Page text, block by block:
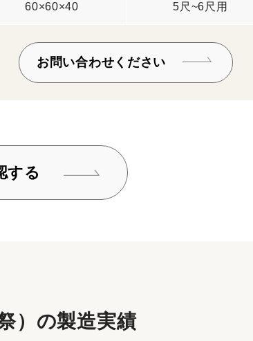
60×60×40 5尺~6尺用
お問い合わせください
する
）の製造実績